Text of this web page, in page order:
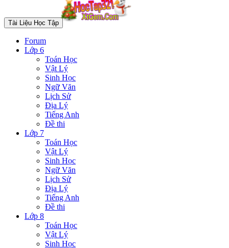
Tài Liệu Học Tập
Forum
Lớp 6
Toán Học
Vật Lý
Sinh Học
Ngữ Văn
Lịch Sử
Địa Lý
Tiếng Anh
Đề thi
Lớp 7
Toán Học
Vật Lý
Sinh Học
Ngữ Văn
Lịch Sử
Địa Lý
Tiếng Anh
Đề thi
Lớp 8
Toán Học
Vật Lý
Sinh Học